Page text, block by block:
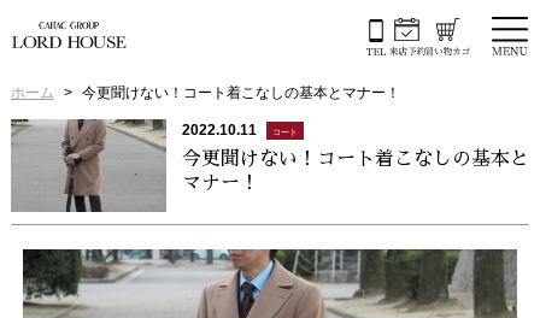
ホーム 今更聞けない！コート着こなしの基本とマナー！
2022.10.11 コート
今更聞けない！コート着こなしの基本と
マナー！